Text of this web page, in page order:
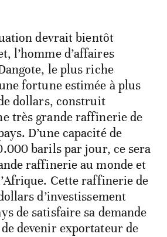
devrait bientôt
l’homme d’affaires
le plus riche
fortune estimée à plus
dollars, construit
très grande raffinerie de
D’une capacité de
barils par jour, ce sera
raffinerie au monde et
Cette raffinerie de
d’investissement
de satisfaire sa demande
devenir exportateur de